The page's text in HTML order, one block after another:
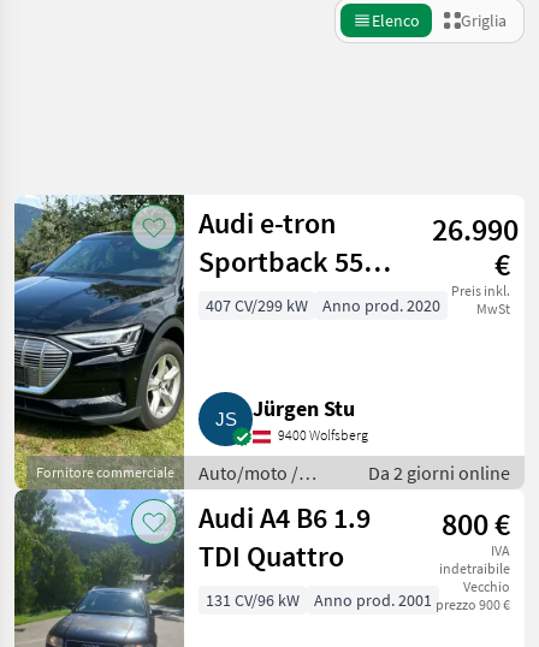
Elenco Griglia
ricerca
Categoria 4 Paese 2 Filtri
PERCORSO
ATTUALE
Auto/camion/moto
Auto
Moto
Berline
SCEGLI
CATEGORIA
Sonstige
Reimposta
Mostra
risultati
Fornitore commerciale
Audi e-tron
Sportback 55
quattro S line,
26.990
€
Preis inkl.
MwSt
407 CV/299 kW Anno prod. 2020
Jürgen Stu
9400 Wolfsberg
Auto/moto /
Berline
Da 2 giorni online
Audi A4 B6 1.9
TDI Quattro
800 €
IVA
indetraibile
Vecchio
prezzo 900 €
131 CV/96 kW Anno prod. 2001